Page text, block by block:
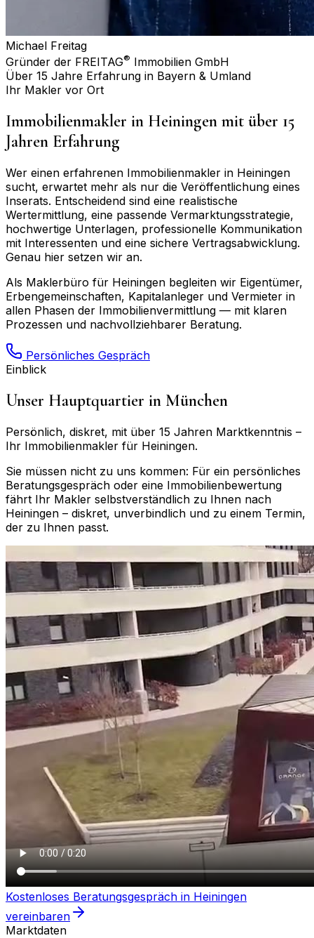
Michael Freitag
Gründer der FREITAG® Immobilien GmbH
Über 15 Jahre Erfahrung in Bayern & Umland
Ihr Makler vor Ort
Immobilienmakler in Heiningen mit über 15
Jahren Erfahrung
Wer einen erfahrenen Immobilienmakler in Heiningen
sucht, erwartet mehr als nur die Veröffentlichung eines
Inserats. Entscheidend sind eine realistische
Wertermittlung, eine passende Vermarktungsstrategie,
hochwertige Unterlagen, professionelle Kommunikation
mit Interessenten und eine sichere Vertragsabwicklung.
Genau hier setzen wir an.
Als Maklerbüro für Heiningen begleiten wir Eigentümer,
Erbengemeinschaften, Kapitalanleger und Vermieter in
allen Phasen der Immobilienvermittlung — mit klaren
Prozessen und nachvollziehbarer Beratung.
Persönliches Gespräch
Einblick
Unser Hauptquartier in München
Persönlich, diskret, mit über 15 Jahren Marktkenntnis –
Ihr Immobilienmakler für Heiningen.
Sie müssen nicht zu uns kommen: Für ein persönliches
Beratungsgespräch oder eine Immobilienbewertung
fährt Ihr Makler selbstverständlich zu Ihnen nach
Heiningen – diskret, unverbindlich und zu einem Termin,
der zu Ihnen passt.
Kostenloses Beratungsgespräch in Heiningen
vereinbaren
Marktdaten